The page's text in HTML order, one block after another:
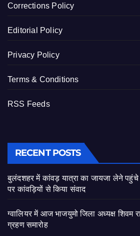
Corrections Policy
Editorial Policy
Privacy Policy
Terms & Conditions
RSS Feeds
RECENT POSTS
बुलंदशहर में कांवड़ यात्रा का जायजा लेने पहुंचे
पर कांवड़ियों से किया संवाद
ग्वालियर में आज भाजयुमो जिला अध्यक्ष शिवम
ग्रहण समारोह